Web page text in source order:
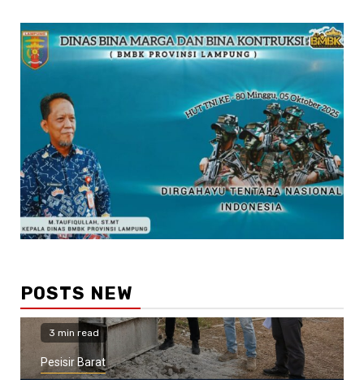
POSTS NEW
3 min read
Pesisir Barat